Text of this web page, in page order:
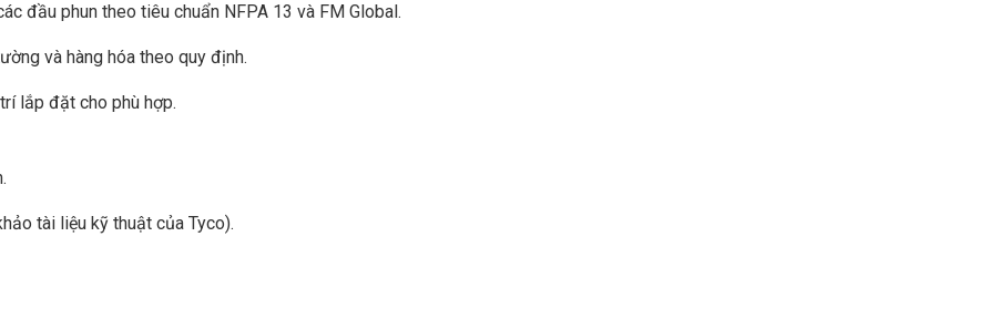
đầu phun theo tiêu chuẩn NFPA 13 và FM Global.
và hàng hóa theo quy định.
lắp đặt cho phù hợp.
tài liệu kỹ thuật của Tyco).